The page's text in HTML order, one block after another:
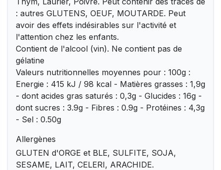
: autres GLUTENS, OEUF, MOUTARDE. Peut
avoir des effets indésirables sur l'activité et
l'attention chez les enfants.
Contient de l'alcool (vin). Ne contient pas de
gélatine
Valeurs nutritionnelles moyennes pour : 100g :
Energie : 415 kJ / 98 kcal - Matières grasses : 1,9g
- dont acides gras saturés : 0,3g - Glucides : 16g -
dont sucres : 3.9g - Fibres : 0.9g - Protéines : 4,3g
- Sel : 0.50g
Allergènes
GLUTEN d'ORGE et BLE, SULFITE, SOJA,
SESAME, LAIT, CELERI, ARACHIDE.